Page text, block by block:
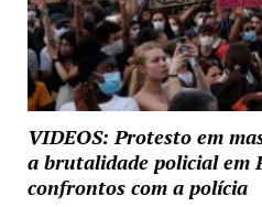
VIDEOS: Protesto em
a brutalidade policial em
confrontos com a polícia